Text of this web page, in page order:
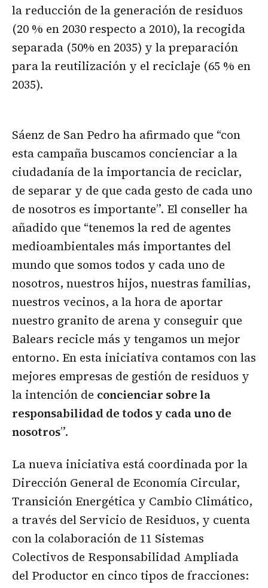
la reducción de la generación de residuos
(20 % en 2030 respecto a 2010), la recogida
separada (50% en 2035) y la preparación
para la reutilización y el reciclaje (65 % en
2035).
Sáenz de San Pedro ha afirmado que “con
esta campaña buscamos concienciar a la
ciudadanía de la importancia de reciclar,
de separar y de que cada gesto de cada uno
de nosotros es importante”. El conseller ha
añadido que “tenemos la red de agentes
medioambientales más importantes del
mundo que somos todos y cada uno de
nosotros, nuestros hijos, nuestras familias,
nuestros vecinos, a la hora de aportar
nuestro granito de arena y conseguir que
Balears recicle más y tengamos un mejor
entorno. En esta iniciativa contamos con las
mejores empresas de gestión de residuos y
la intención de concienciar sobre la
responsabilidad de todos y cada uno de
nosotros”.
La nueva iniciativa está coordinada por la
Dirección General de Economía Circular,
Transición Energética y Cambio Climático,
a través del Servicio de Residuos, y cuenta
con la colaboración de 11 Sistemas
Colectivos de Responsabilidad Ampliada
del Productor en cinco tipos de fracciones: